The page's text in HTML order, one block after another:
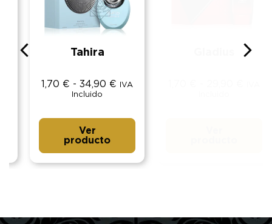
Tahira
1,70€ - 34,90€ IVA
Incluido
Ver
producto